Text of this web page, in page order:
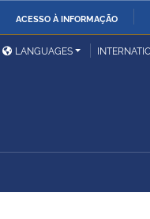
ACESSO À INFORMAÇÃO
das Relações
LANGUAGES